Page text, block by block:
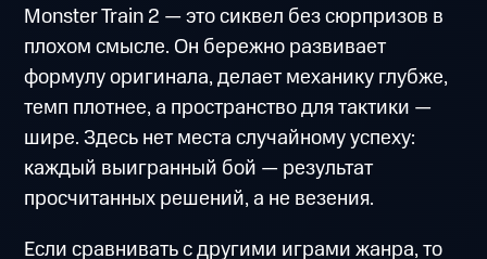
Monster Train 2 — это сиквел без сюрпризов в
плохом смысле. Он бережно развивает
формулу оригинала, делает механику глубже,
темп плотнее, а пространство для тактики —
шире. Здесь нет места случайному успеху:
каждый выигранный бой — результат
просчитанных решений, а не везения.
Если сравнивать с другими играми жанра, то